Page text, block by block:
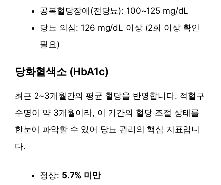
공복혈당장애(전당뇨): 100~125 mg/dL
당뇨 의심: 126 mg/dL 이상 (2회 이상 확인
필요)
당화혈색소 (HbA1c)
최근 2~3개월간의 평균 혈당을 반영합니다. 적혈구
수명이 약 3개월이라, 이 기간의 혈당 조절 상태를
한눈에 파악할 수 있어 당뇨 관리의 핵심 지표입니
다.
정상: 5.7% 미만